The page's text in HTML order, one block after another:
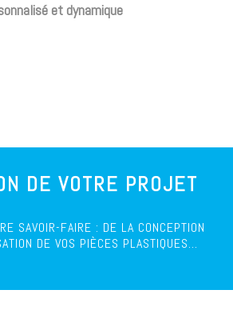
et dynamique
DE VOTRE PROJET
SAVOIR-FAIRE : DE LA CONCEPTION
DE VOS PIÈCES PLASTIQUES…